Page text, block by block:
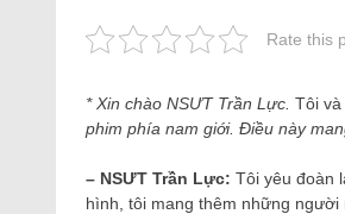
Rate this
* Xin chào NSƯT Trần Lực. Tôi và
phim phía nam giới. Điều này
– NSƯT Trần Lực: Tôi yêu đoàn
hình, tôi mang thêm những